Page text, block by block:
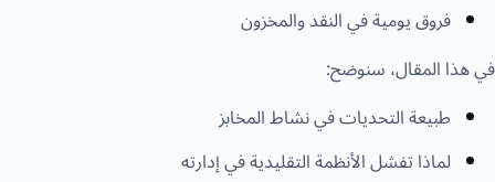
فروق يومية في النقد والمخزون
في هذا المقال، سنوضح:
طبيعة التحديات في نشاط المخابز
لماذا تفشل الأنظمة التقليدية في إدارته